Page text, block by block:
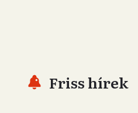
Friss hírek